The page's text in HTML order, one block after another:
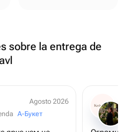
sobre la entrega de
Agosto 2026
А-Букет